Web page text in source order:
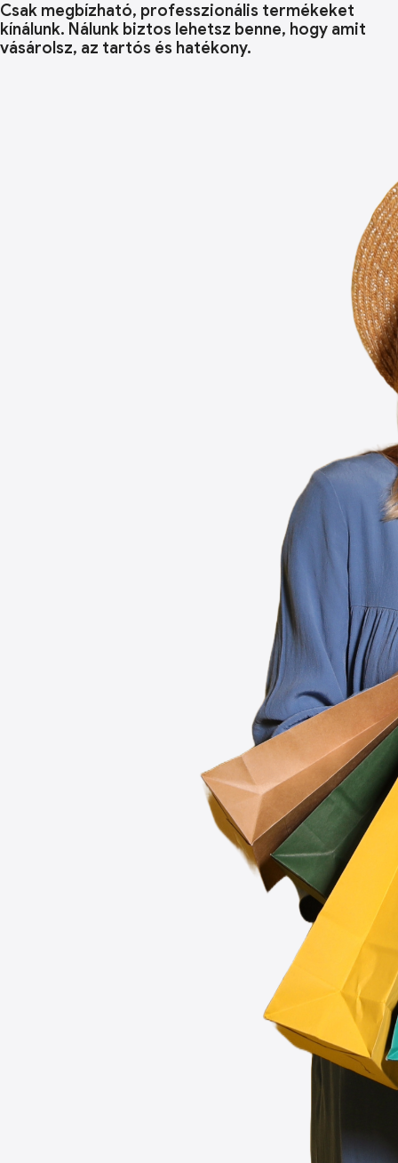
Csak megbízható, professzionális termékeket
kínálunk. Nálunk biztos lehetsz benne, hogy amit
vásárolsz, az tartós és hatékony.